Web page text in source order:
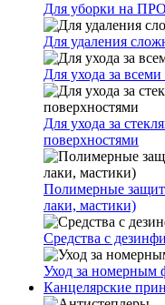
Для уборки на
Для удаления
Для ухода за
Для ухода за
поверхностями
Полимерные
лаки, мастики)
Средства с
Уход за номерным
Канцелярские